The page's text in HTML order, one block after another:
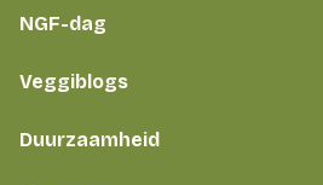
NGF-dag
Veggiblogs
Duurzaamheid